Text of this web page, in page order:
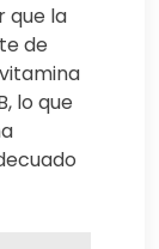
que la
de
lo que